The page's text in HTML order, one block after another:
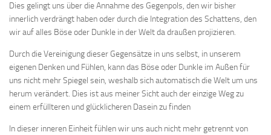
Dies gelingt uns über die Annahme des Gegenpols, den wir bisher
innerlich verdrängt haben oder durch die Integration des Schattens, den
wir auf alles Böse oder Dunkle in der Welt da draußen projizieren.
Durch die Vereinigung dieser Gegensätze in uns selbst, in unserem
eigenen Denken und Fühlen, kann das Böse oder Dunkle im Außen für
uns nicht mehr Spiegel sein, weshalb sich automatisch die Welt um uns
herum verändert. Dies ist aus meiner Sicht auch der einzige Weg zu
einem erfüllteren und glücklicheren Dasein zu finden
In dieser inneren Einheit fühlen wir uns auch nicht mehr getrennt von